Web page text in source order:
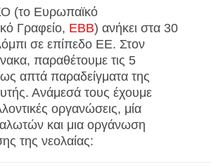
(το Ευρωπαϊκό
Γραφείο, ΕΒΒ) ανήκει στα 30
σε επίπεδο ΕΕ. Στον
παραθέτουμε τις 5
απτά παραδείγματα της
Ανάμεσά τους έχουμε
οργανώσεις, μία
και μια οργάνωση
της νεολαίας: